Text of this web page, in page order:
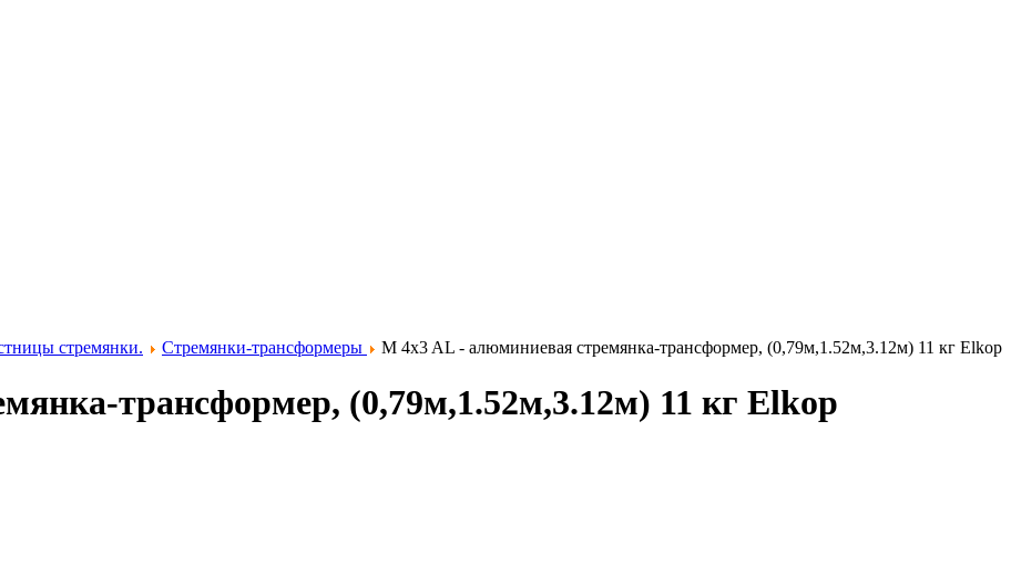
стремянки. Стремянки-трансформеры M 4x3 AL - алюминиевая стремянка-трансформер, (0,79м,1.52м,3.12м) 11 кг Elkop
трансформер, (0,79м,1.52м,3.12м) 11 кг Elkop